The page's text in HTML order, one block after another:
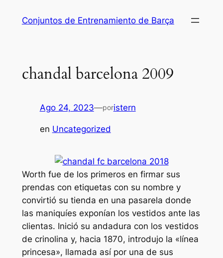
Conjuntos de Entrenamiento de Barça
chandal barcelona 2009
Ago 24, 2023—poristern
en Uncategorized
Worth fue de los primeros en firmar sus
prendas con etiquetas con su nombre y
convirtió su tienda en una pasarela donde
las maniquíes exponían los vestidos ante las
clientas. Inició su andadura con los vestidos
de crinolina y, hacia 1870, introdujo la «línea
princesa», llamada así por una de sus